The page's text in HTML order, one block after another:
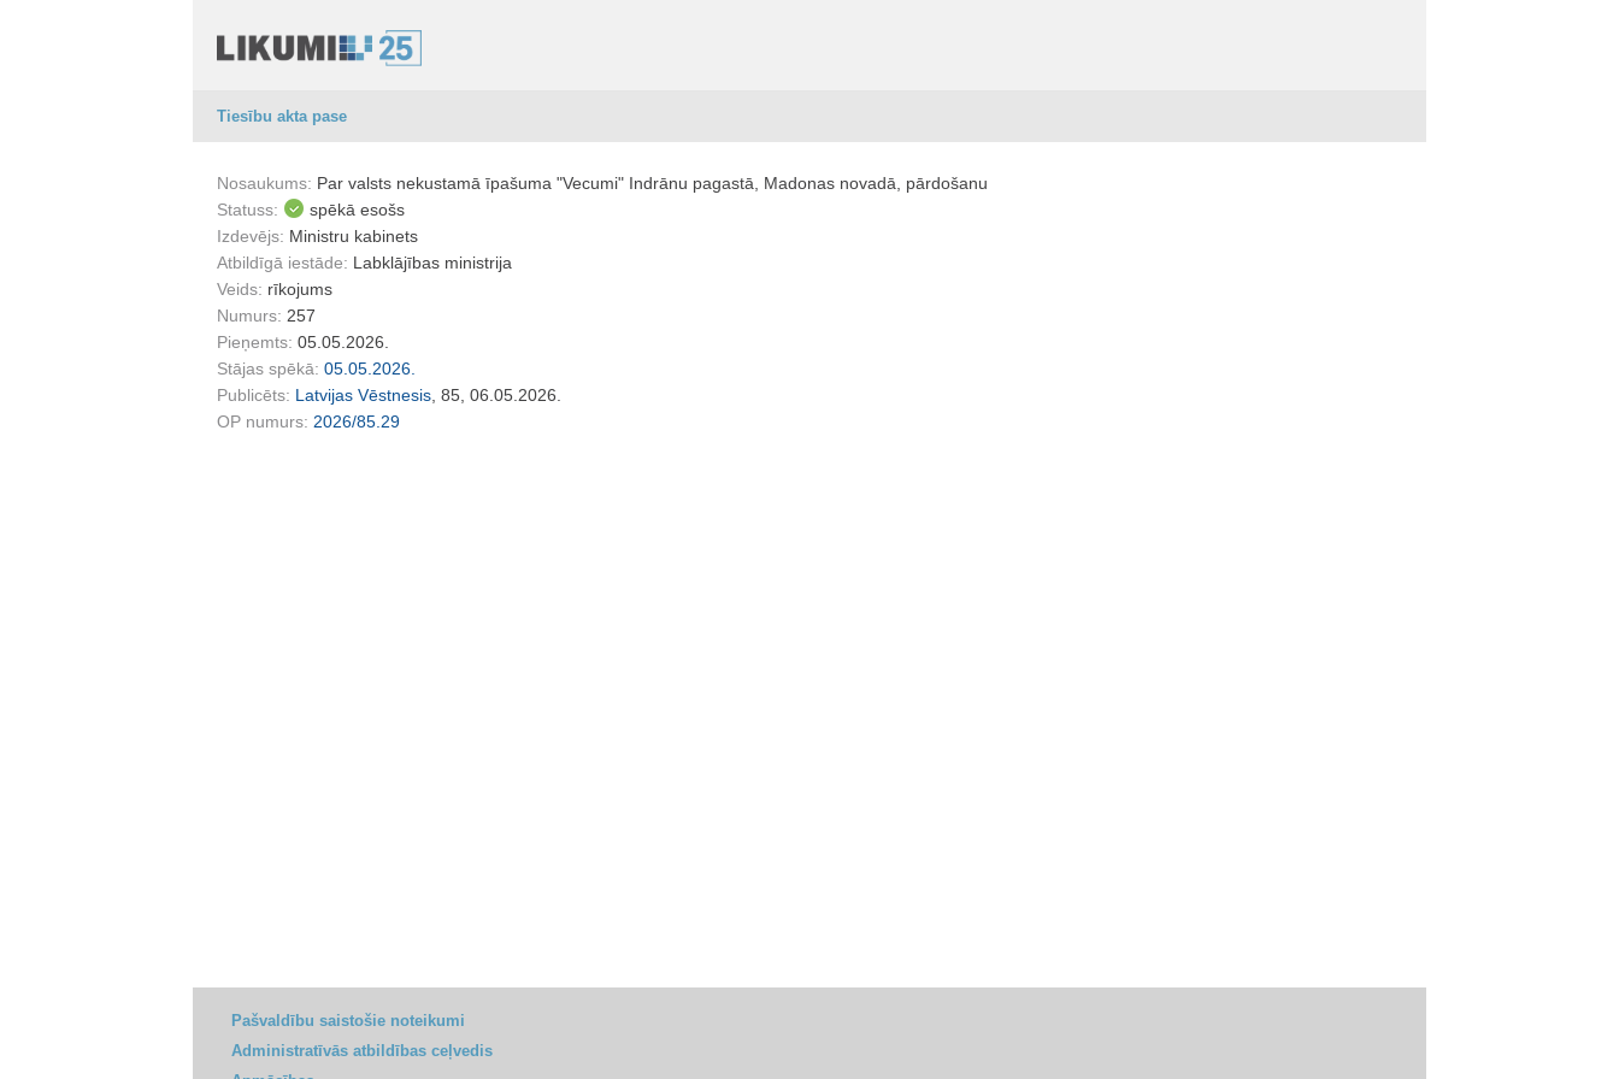
Tiesību akta pase
Nosaukums: Par valsts nekustamā īpašuma "Vecumi" Indrānu pagastā, Madonas novadā, pārdošanu
Statuss:
spēkā esošs
Izdevējs: Ministru kabinets
Atbildīgā iestāde: Labklājības ministrija
Veids: rīkojums
Numurs: 257
Pieņemts: 05.05.2026.
Stājas spēkā: 05.05.2026.
Publicēts: Latvijas Vēstnesis , 85, 06.05.2026.
OP numurs: 2026/85.29
Pašvaldību saistošie noteikumi
Administratīvās atbildības ceļvedis